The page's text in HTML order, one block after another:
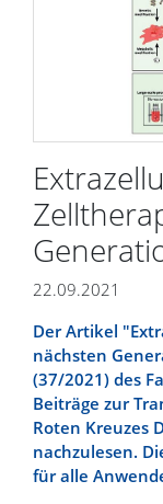
22.09.2021
Der Artikel
nächsten
(37/2021) des
Beiträge zur
Roten Kreuzes
nachzulesen.
für alle